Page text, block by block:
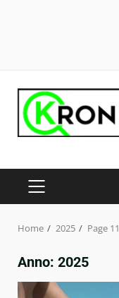
content
PRIMARY
Home 2025 Page 11
Anno: 2025